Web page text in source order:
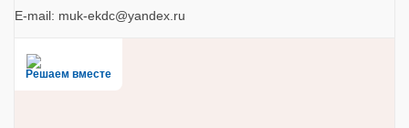
E-mail: muk-ekdc@yandex.ru
Решаем вместе